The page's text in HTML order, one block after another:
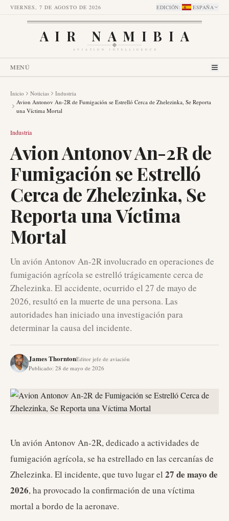
VIERNES, 7 DE AGOSTO DE 2026 EDICIÓN: ESPAÑA
AIR NAMIBIA
AVIATION INTELLIGENCE
MENÚ
Inicio Noticias
Industria
Avion Antonov An-2R de Fumigación se Estrelló Cerca de Zhelezinka, Se Reporta
una Víctima Mortal
Industria
Avion Antonov An-2R de
Fumigación se Estrelló
Cerca de Zhelezinka, Se
Reporta una Víctima
Mortal
Un avión Antonov An-2R involucrado en operaciones de
fumigación agrícola se estrelló trágicamente cerca de
Zhelezinka. El accidente, ocurrido el 27 de mayo de
2026, resultó en la muerte de una persona. Las
autoridades han iniciado una investigación para
determinar la causa del incidente.
James ThorntonEditor jefe de aviación
Publicado: 28 de mayo de 2026
Un avión Antonov An-2R, dedicado a actividades de
fumigación agrícola, se ha estrellado en las cercanías de
Zhelezinka. El incidente, que tuvo lugar el 27 de mayo de
2026, ha provocado la confirmación de una víctima
mortal a bordo de la aeronave.